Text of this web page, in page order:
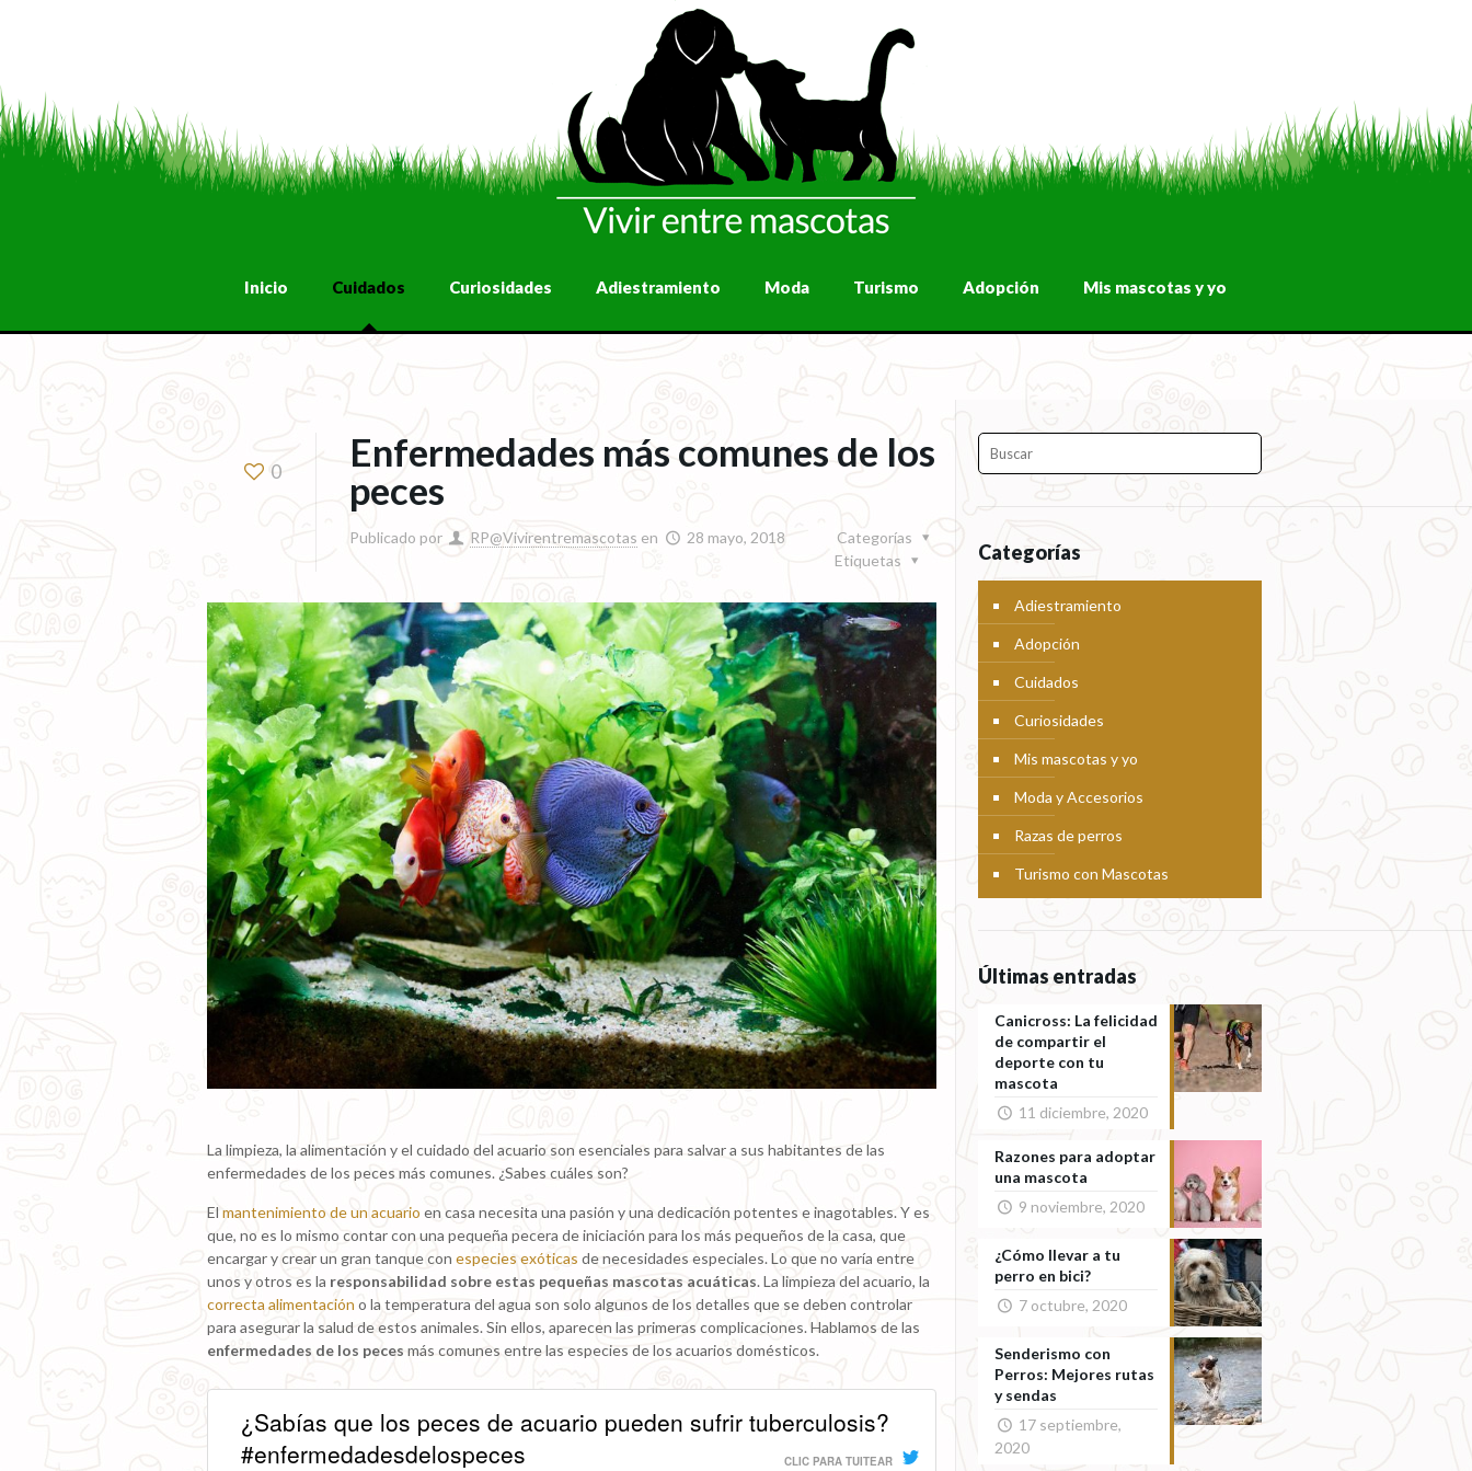
Inicio Cuidados Curiosidades Adiestramiento Moda Turismo Adopción Mis mascotas y yo
0
Enfermedades más comunes de los
peces
Publicado por RP@Vivirentremascotas en 28 mayo, 2018
Categorías
Etiquetas
La limpieza, la alimentación y el cuidado del acuario son esenciales para salvar a sus habitantes de las
enfermedades de los peces más comunes. ¿Sabes cuáles son?
El mantenimiento de un acuario en casa necesita una pasión y una dedicación potentes e inagotables. Y es
que, no es lo mismo contar con una pequeña pecera de iniciación para los más pequeños de la casa, que
encargar y crear un gran tanque con especies exóticas de necesidades especiales. Lo que no varía entre
unos y otros es la responsabilidad sobre estas pequeñas mascotas acuáticas. La limpieza del acuario, la
correcta alimentación o la temperatura del agua son solo algunos de los detalles que se deben controlar
para asegurar la salud de estos animales. Sin ellos, aparecen las primeras complicaciones. Hablamos de las
enfermedades de los peces más comunes entre las especies de los acuarios domésticos.
¿Sabías que los peces de acuario pueden sufrir tuberculosis?
#enfermedadesdelospeces
CLIC PARA TUITEAR
Categorías
Adiestramiento
Adopción
Cuidados
Curiosidades
Mis mascotas y yo
Moda y Accesorios
Razas de perros
Turismo con Mascotas
Últimas entradas
Canicross: La felicidad
de compartir el
deporte con tu
mascota
11 diciembre, 2020
Razones para adoptar
una mascota
9 noviembre, 2020
¿Cómo llevar a tu
perro en bici?
7 octubre, 2020
Senderismo con
Perros: Mejores rutas
y sendas
17 septiembre,
2020